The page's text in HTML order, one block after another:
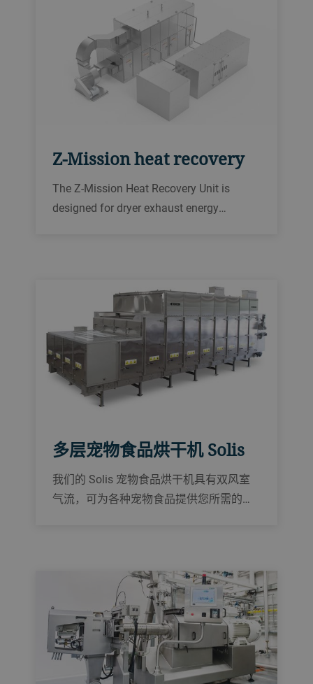
Z-Mission heat recovery
The Z-Mission Heat Recovery Unit is
designed for dryer exhaust energy
多层宠物食品烘干机 Solis
我们的 Solis 宠物食品烘干机具有双风室
气流，可为各种宠物食品提供您所需的质